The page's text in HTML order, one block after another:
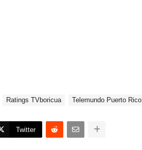
Ratings TVboricua Telemundo Puerto Rico
Twitter